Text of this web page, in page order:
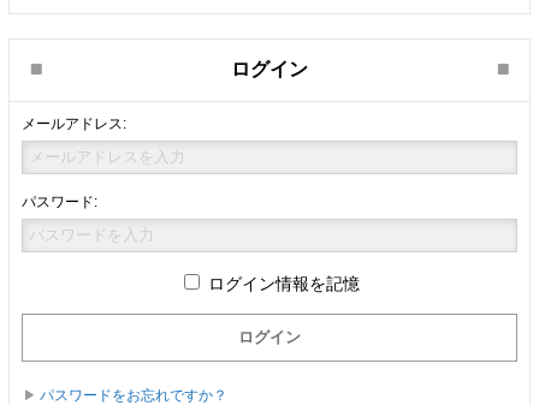
ログイン
メールアドレス:
パスワード:
ログイン情報を記憶
パスワードをお忘れですか？